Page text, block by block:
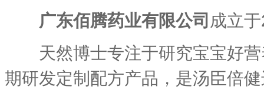
广东佰腾药业有限公司 成立
天然博士专注于研究宝宝好营
期研发定制配方产品，是汤臣倍